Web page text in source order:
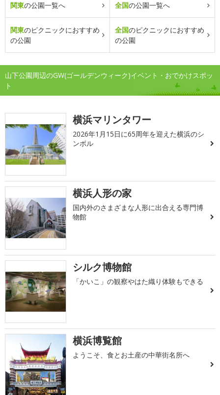
関東の公園一覧へ 全国の公園一覧へ
関東のピクニックにおすすめ
の公園
全国のピクニックにおすすめ
の公園
山下公園周辺のGW(ゴールデンウィーク)イベント・おでかけスポッ
ト
横浜マリンタワー
2026年1月15日に65周年を迎えた横浜のシ
ンボル
横浜人形の家
国内外のさまざまな人形に出合える専門博
物館
シルク博物館
「かいこ」の観察やはた織り体験もできる
横浜博覧館
ようこそ、食とお土産の中華街名所へ